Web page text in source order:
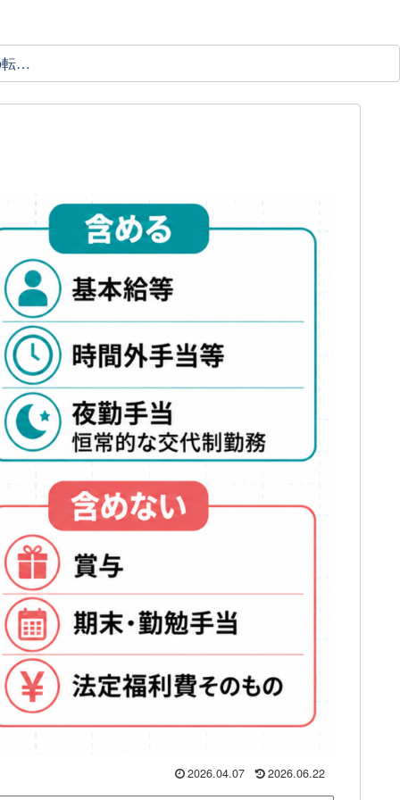
理学療法士の転職ガイド
2026.04.07 2026.06.22